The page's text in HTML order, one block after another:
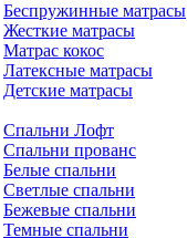
Беспружинные матрасы
Жесткие матрасы
Матрас кокос
Латексные матрасы
Детские матрасы
Спальни Лофт
Спальни прованс
Белые спальни
Светлые спальни
Бежевые спальни
Темные спальни